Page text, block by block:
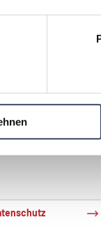
Als die BKS Bank
Unternehmen
Mitarbeitern aber zu
Mitarbeiterzeitung
Beispiel